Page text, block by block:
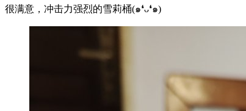
很满意，冲击力强烈的雪莉桶(๑❛ᴗ❛๑)